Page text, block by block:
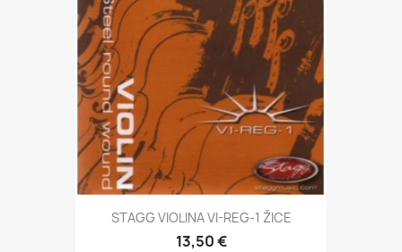
STAGG VIOLINA VI-REG-1 ŽICE
13,50 €